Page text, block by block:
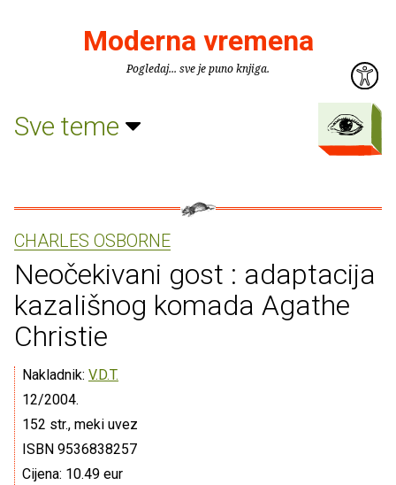
Moderna vremena
Pogledaj... sve je puno knjiga.
Sve teme
CHARLES OSBORNE
Neočekivani gost : adaptacija
kazališnog komada Agathe
Christie
Nakladnik: V.D.T.
12/2004.
152 str., meki uvez
ISBN 9536838257
Cijena: 10.49 eur